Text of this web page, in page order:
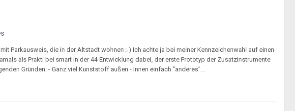
Parkausweis, die in der Altstadt wohnen ;-) Ich achte ja bei meiner Kennzeichenwahl auf einen
als Prakti bei smart in der 44-Entwicklung dabei, der erste Prototyp der Zusatzinstrumente
Gründen: - Ganz viel Kunststoff außen - Innen einfach "anderes"...